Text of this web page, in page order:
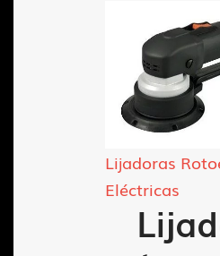
Lijadoras
Eléctricas